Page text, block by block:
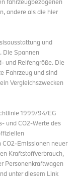
andere als die hier
und
Die Spannen
und Reifengröße. Die
Fahrzeug und sind
Vergleichszwecken
1999/94/EG
und CO2-Werte des
Emissionen neuer
Kraftstoffverbrauch,
Personenkraftwagen
unter diesem Link